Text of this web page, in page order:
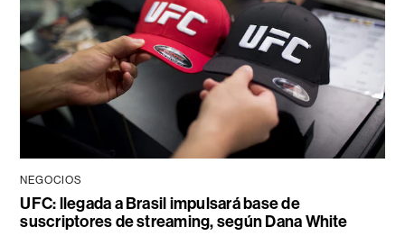
NEGOCIOS
UFC: llegada a Brasil impulsará base de
suscriptores de streaming, según Dana White